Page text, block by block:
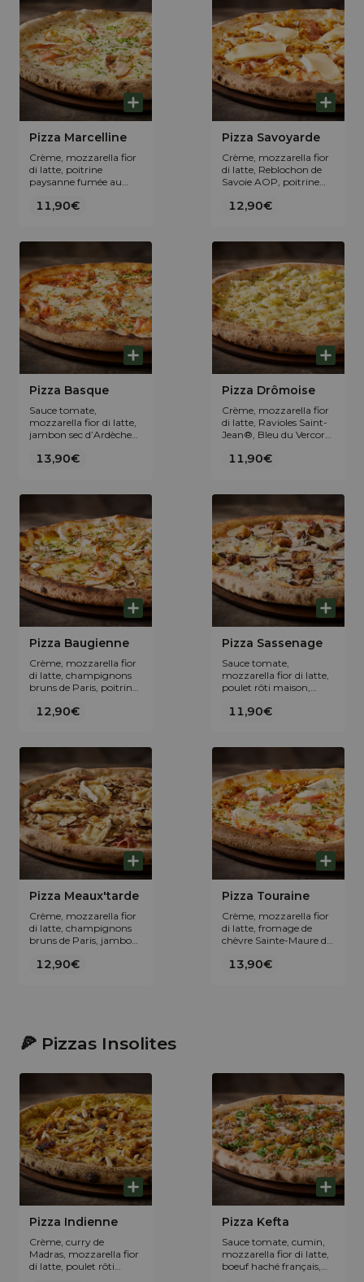
Pizza Marcelline
Crème, mozzarella fior
di latte, poitrine
paysanne fumée au
Marcellin IGP et
11,90€
Pizza Savoyarde
Crème, mozzarella fior
di latte, Reblochon de
Savoie AOP, poitrine
bois de hêtre et fondue
12,90€
Pizza Basque
Sauce tomate,
mozzarella fior di latte,
jambon sec d’Ardèche
piment d’Espelette
13,90€
Pizza Drômoise
Crème, mozzarella fior
di latte, Ravioles Saint-
Jean®, Bleu du Vercors-
origan.
11,90€
Pizza Baugienne
Crème, mozzarella fior
di latte, champignons
bruns de Paris, poitrine
bois de hêtre, Tome des
12,90€
Pizza Sassenage
Sauce tomate,
mozzarella fior di latte,
poulet rôti maison,
Paris et bleu du Vercors-
11,90€
Pizza Meaux'tarde
Crème, mozzarella fior
di latte, champignons
bruns de Paris, jambon
Brie de Meaux AOP et
12,90€
Pizza Touraine
Crème, mozzarella fior
di latte, fromage de
chèvre Sainte-Maure de
sec d'Ardèche IGP, persil
13,90€
🍕 Pizzas Insolites
Pizza Indienne
Crème, curry de
Madras, mozzarella fior
di latte, poulet rôti
Pizza Kefta
Sauce tomate, cumin,
mozzarella fior di latte,
boeuf haché français,